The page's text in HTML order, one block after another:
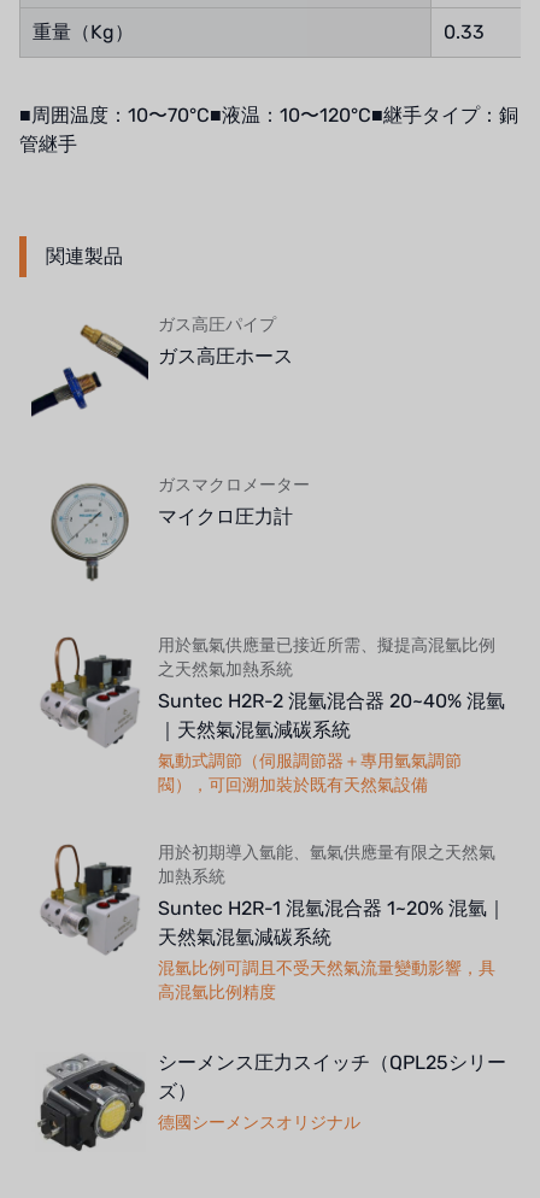
ウェーブサイバー
NIPPON
キャッシュアクメ
RUNXIN
重量（Kg） 0.33
■周囲温度：10〜70°C■液温：10〜120°C■継手タイプ：銅
管継手
関連製品
ガス高圧パイプ
ガス高圧ホース
ガスマクロメーター
マイクロ圧力計
用於氫氣供應量已接近所需、擬提高混氫比例
之天然氣加熱系統
Suntec H2R-2 混氫混合器 20~40% 混氫
｜天然氣混氫減碳系統
氣動式調節（伺服調節器＋專用氫氣調節
閥），可回溯加裝於既有天然氣設備
用於初期導入氫能、氫氣供應量有限之天然氣
加熱系統
Suntec H2R-1 混氫混合器 1~20% 混氫｜
天然氣混氫減碳系統
混氫比例可調且不受天然氣流量變動影響，具
高混氫比例精度
シーメンス圧力スイッチ（QPL25シリー
ズ）
德國シーメンスオリジナル